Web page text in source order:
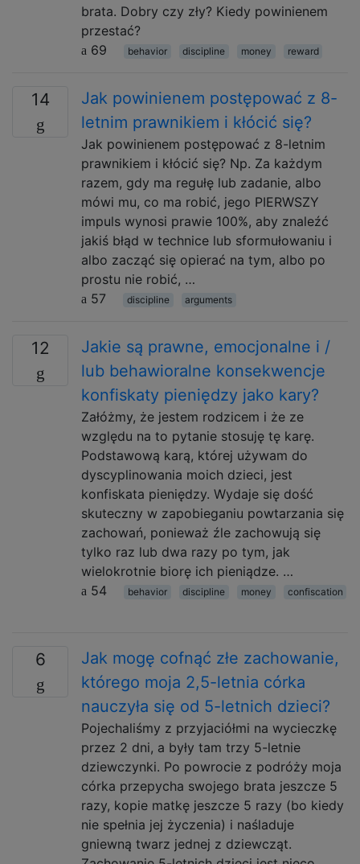
brata. Dobry czy zły? Kiedy powinienem
przestać?
69
behavior discipline money reward
14
Jak powinienem postępować z 8-
letnim prawnikiem i kłócić się?
Jak powinienem postępować z 8-letnim
prawnikiem i kłócić się? Np. Za każdym
razem, gdy ma regułę lub zadanie, albo
mówi mu, co ma robić, jego PIERWSZY
impuls wynosi prawie 100%, aby znaleźć
jakiś błąd w technice lub sformułowaniu i
albo zacząć się opierać na tym, albo po
prostu nie robić, …
57
discipline arguments
12
Jakie są prawne, emocjonalne i /
lub behawioralne konsekwencje
konfiskaty pieniędzy jako kary?
Załóżmy, że jestem rodzicem i że ze
względu na to pytanie stosuję tę karę.
Podstawową karą, której używam do
dyscyplinowania moich dzieci, jest
konfiskata pieniędzy. Wydaje się dość
skuteczny w zapobieganiu powtarzania się
zachowań, ponieważ źle zachowują się
tylko raz lub dwa razy po tym, jak
wielokrotnie biorę ich pieniądze. …
54
behavior discipline money confiscation
6
Jak mogę cofnąć złe zachowanie,
którego moja 2,5-letnia córka
nauczyła się od 5-letnich dzieci?
Pojechaliśmy z przyjaciółmi na wycieczkę
przez 2 dni, a były tam trzy 5-letnie
dziewczynki. Po powrocie z podróży moja
córka przepycha swojego brata jeszcze 5
razy, kopie matkę jeszcze 5 razy (bo kiedy
nie spełnia jej życzenia) i naśladuje
gniewną twarz jednej z dziewcząt.